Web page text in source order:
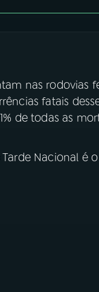
nas rodovias
fatais
de todas as
Nacional é